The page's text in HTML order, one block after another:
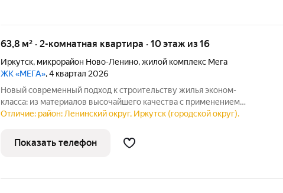
63,8 м² · 2-комнатная квартира · 10 этаж из 16
Иркутск, микрорайон Ново-Ленино,жилой комплекс Мега
ЖК «МЕГА», 4 квартал 2026
Новый современный подход к строительству жилья эконом-
класса: из материалов высочайшего качества с применением
передовых технологий. Развитая инфраструктура: самая большая
«Метро», остановки
Отличие: район: Ленинский округ, Иркутск (городской округ).
Показать телефон